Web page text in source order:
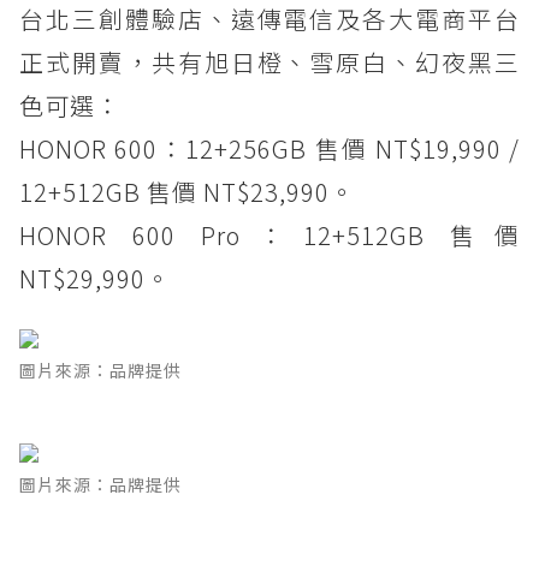
台北三創體驗店、遠傳電信及各大電商平台
正式開賣，共有旭日橙、雪原白、幻夜黑三
色可選：
HONOR 600：12+256GB 售價 NT$19,990 /
12+512GB 售價 NT$23,990。
HONOR 600 Pro：12+512GB 售價
NT$29,990。
圖片來源：品牌提供
圖片來源：品牌提供